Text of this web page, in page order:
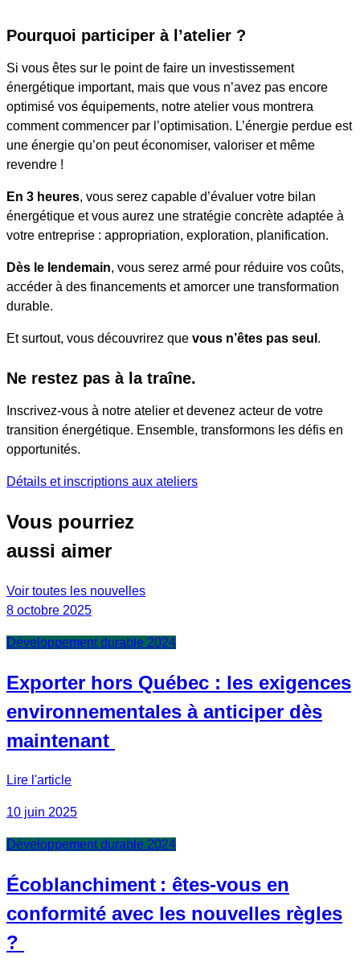
Pourquoi participer à l’atelier ?
Si vous êtes sur le point de faire un investissement
énergétique important, mais que vous n’avez pas encore
optimisé vos équipements, notre atelier vous montrera
comment commencer par l’optimisation. L’énergie perdue est
une énergie qu’on peut économiser, valoriser et même
revendre !
En 3 heures, vous serez capable d’évaluer votre bilan
énergétique et vous aurez une stratégie concrète adaptée à
votre entreprise : appropriation, exploration, planification.
Dès le lendemain, vous serez armé pour réduire vos coûts,
accéder à des financements et amorcer une transformation
durable.
Et surtout, vous découvrirez que vous n’êtes pas seul .
Ne restez pas à la traîne.
Inscrivez-vous à notre atelier et devenez acteur de votre
transition énergétique. Ensemble, transformons les défis en
opportunités.
Détails et inscriptions aux ateliers
Vous pourriez
aussi aimer
Voir toutes les nouvelles
8 octobre 2025
Développement durable 2024
Exporter hors Québec : les exigences
environnementales à anticiper dès
maintenant
Lire l'article
10 juin 2025
Développement durable 2024
Écoblanchiment : êtes-vous en
conformité avec les nouvelles règles
?